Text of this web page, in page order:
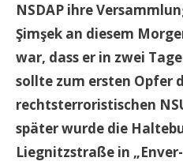
NSDAP ihre
Şimşek an diesem
war, dass er in zwei
sollte zum ersten Opfer
rechtsterroristischen
später wurde die
Liegnitzstraße in